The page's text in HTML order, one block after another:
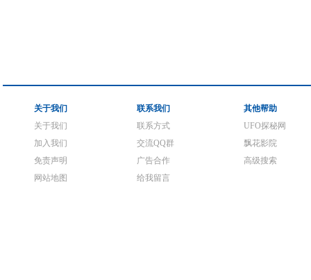
关于我们
关于我们
加入我们
免责声明
网站地图
联系我们
联系方式
交流QQ群
广告合作
给我留言
其他帮助
UFO探秘网
飘花影院
高级搜索